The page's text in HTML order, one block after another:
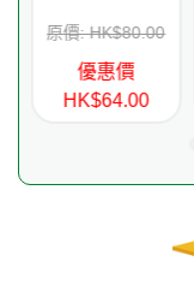
原價: HK$80.00
優惠價
HK$64.00